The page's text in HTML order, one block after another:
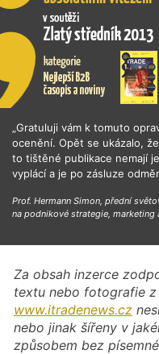
„Gratuluji vám k tomuto
ocenění. Opět se ukázalo,
to tištěné publikace nemají
vyplácí a je po zásluze
Prof. Hermann Simon, přední
na podnikové strategie, marketing
Za obsah inzerce
textu nebo fotografie z
www.itradenews.cz
nebo jinak šířeny v
způsobem bez